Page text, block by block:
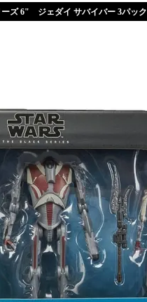
ズ 6" ジェダイ サバイバー 3パック